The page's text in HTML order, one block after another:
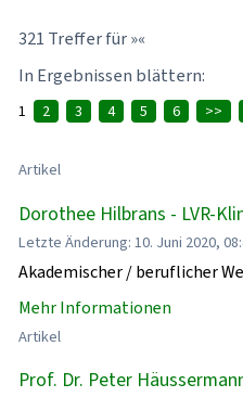
321 Treffer für »«
In Ergebnissen blättern:
1 2 3 4 5 6 >>
Artikel
Dorothee Hilbrans - LVR-
Letzte Änderung: 10. Juni 2020,
Akademischer / beruflicher
Mehr Informationen
Artikel
Prof. Dr. Peter